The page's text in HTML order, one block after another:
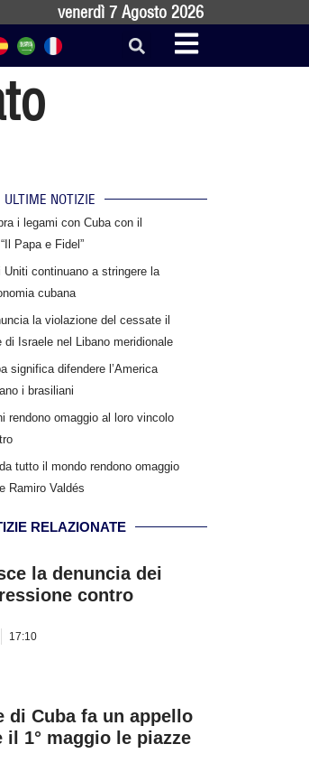
venerdì 7 Agosto 2026
ULTIME NOTIZIE
i legami con Cuba con il
Papa e Fidel”
continuano a stringere la
cubana
la violazione del cessate il
di Israele nel Libano meridionale
significa difendere l’America
i brasiliani
rendono omaggio al loro vincolo
tutto il mondo rendono omaggio
Ramiro Valdés
RELAZIONATE
la denuncia dei
contro
17:10
di Cuba fa un appello
il 1° maggio le piazze